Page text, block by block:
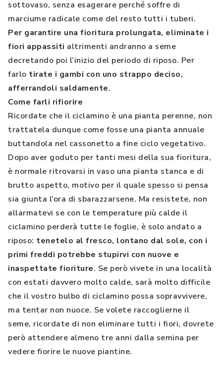
sottovaso, senza esagerare perché soffre di
marciume radicale come del resto tutti i tuberi.
Per garantire una fioritura prolungata, eliminate i
fiori appassiti altrimenti andranno a seme
decretando poi l’inizio del periodo di riposo. Per
farlo tirate i gambi con uno strappo deciso,
afferrandoli saldamente.
Come farli rifiorire
Ricordate che il ciclamino è una pianta perenne, non
trattatela dunque come fosse una pianta annuale
buttandola nel cassonetto a fine ciclo vegetativo.
Dopo aver goduto per tanti mesi della sua fioritura,
è normale ritrovarsi in vaso una pianta stanca e di
brutto aspetto, motivo per il quale spesso si pensa
sia giunta l’ora di sbarazzarsene. Ma resistete, non
allarmatevi se con le temperature più calde il
ciclamino perderà tutte le foglie, è solo andato a
riposo: tenetelo al fresco, lontano dal sole, con i
primi freddi potrebbe stupirvi con nuove e
inaspettate fioriture. Se però vivete in una località
con estati davvero molto calde, sarà molto difficile
che il vostro bulbo di ciclamino possa sopravvivere,
ma tentar non nuoce. Se volete raccoglierne il
seme, ricordate di non eliminare tutti i fiori, dovrete
però attendere almeno tre anni dalla semina per
vedere fiorire le nuove piantine.